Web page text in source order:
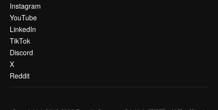
Instagram
YouTube
LinkedIn
TikTok
Discord
X
Reddit